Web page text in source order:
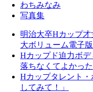
わちみなみ
写真集
明治大卒Hカップ
大ボリューム電子版
Hカップド迫力ボ
落ちなくてよかった
Hカップタレント
してみて！」